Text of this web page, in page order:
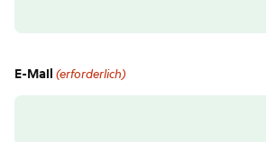
E-Mail (erforderlich)